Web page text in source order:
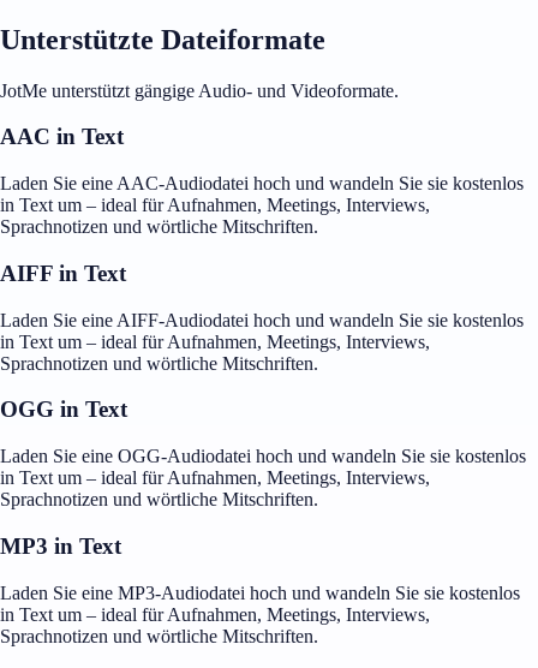
Unterstützte Dateiformate
JotMe unterstützt gängige Audio- und Videoformate.
AAC in Text
Laden Sie eine AAC-Audiodatei hoch und wandeln Sie sie kostenlos
in Text um – ideal für Aufnahmen, Meetings, Interviews,
Sprachnotizen und wörtliche Mitschriften.
AIFF in Text
Laden Sie eine AIFF-Audiodatei hoch und wandeln Sie sie kostenlos
in Text um – ideal für Aufnahmen, Meetings, Interviews,
Sprachnotizen und wörtliche Mitschriften.
OGG in Text
Laden Sie eine OGG-Audiodatei hoch und wandeln Sie sie kostenlos
in Text um – ideal für Aufnahmen, Meetings, Interviews,
Sprachnotizen und wörtliche Mitschriften.
MP3 in Text
Laden Sie eine MP3-Audiodatei hoch und wandeln Sie sie kostenlos
in Text um – ideal für Aufnahmen, Meetings, Interviews,
Sprachnotizen und wörtliche Mitschriften.